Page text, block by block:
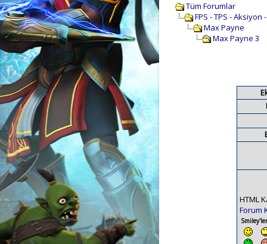
Tüm Forumlar
FPS - TPS -
Max Payne
Max Payne 3
HTML
Forum